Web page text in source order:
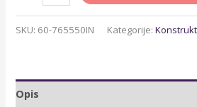
SKU: 60-765550IN Kategorije:
Opis